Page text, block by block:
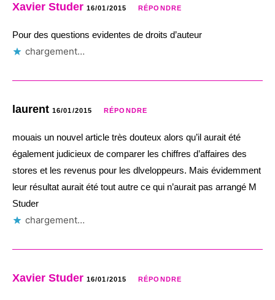
Xavier Studer 16/01/2015 RÉPONDRE
Pour des questions evidentes de droits d’auteur
chargement…
laurent 16/01/2015 RÉPONDRE
mouais un nouvel article très douteux alors qu’il aurait été
également judicieux de comparer les chiffres d’affaires des
stores et les revenus pour les dlveloppeurs. Mais évidemment
leur résultat aurait été tout autre ce qui n’aurait pas arrangé M
Studer
chargement…
Xavier Studer 16/01/2015 RÉPONDRE